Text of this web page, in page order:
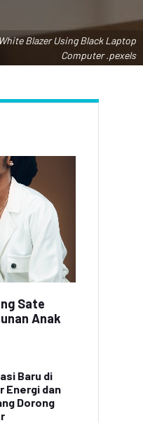
Blazer Using Black Laptop
Computer .pexels
Sate
Anak
Baru di
Energi dan
Dorong